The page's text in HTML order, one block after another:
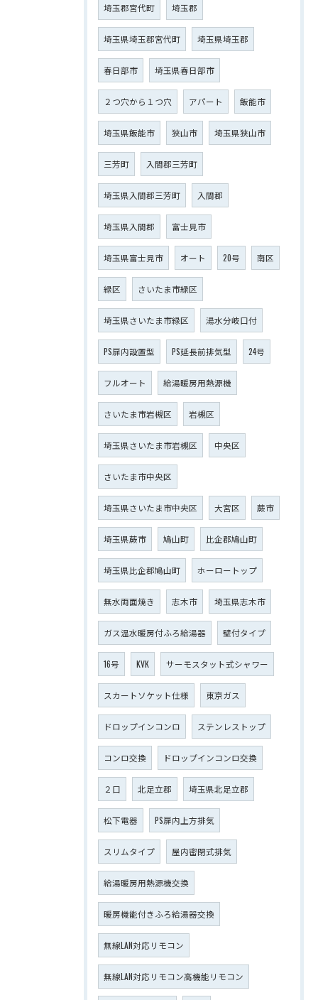
埼玉郡宮代町 埼玉郡
埼玉県埼玉郡宮代町 埼玉県埼玉郡
春日部市 埼玉県春日部市
２つ穴から１つ穴 アパート 飯能市
埼玉県飯能市 狭山市 埼玉県狭山市
三芳町 入間郡三芳町
埼玉県入間郡三芳町 入間郡
埼玉県入間郡 富士見市
埼玉県富士見市 オート 20号 南区
緑区 さいたま市緑区
埼玉県さいたま市緑区 湯水分岐口付
PS扉内設置型 PS延長前排気型 24号
フルオート 給湯暖房用熱源機
さいたま市岩槻区 岩槻区
埼玉県さいたま市岩槻区 中央区
さいたま市中央区
埼玉県さいたま市中央区 大宮区 蕨市
埼玉県蕨市 鳩山町 比企郡鳩山町
埼玉県比企郡鳩山町 ホーロートップ
無水両面焼き 志木市 埼玉県志木市
ガス温水暖房付ふろ給湯器 壁付タイプ
16号 KVK サーモスタット式シャワー
スカートソケット仕様 東京ガス
ドロップインコンロ ステンレストップ
コンロ交換 ドロップインコンロ交換
２口 北足立郡 埼玉県北足立郡
松下電器 PS扉内上方排気
スリムタイプ 屋内密閉式排気
給湯暖房用熱源機交換
暖房機能付きふろ給湯器交換
無線LAN対応リモコン
無線LAN対応リモコン高機能リモコン